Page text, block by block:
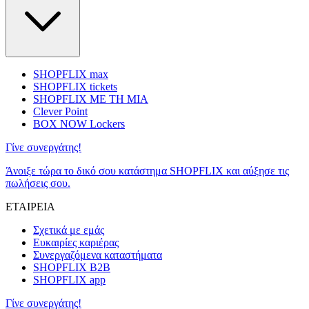
SHOPFLIX max
SHOPFLIX tickets
SHOPFLIX ΜΕ ΤΗ ΜΙΑ
Clever Point
BOX NOW Lockers
Γίνε συνεργάτης!
Άνοιξε τώρα το δικό σου κατάστημα SHOPFLIX και αύξησε τις
πωλήσεις σου.
ΕΤΑΙΡΕΙΑ
Σχετικά με εμάς
Ευκαιρίες καριέρας
Συνεργαζόμενα καταστήματα
SHOPFLIX B2B
SHOPFLIX app
Γίνε συνεργάτης!